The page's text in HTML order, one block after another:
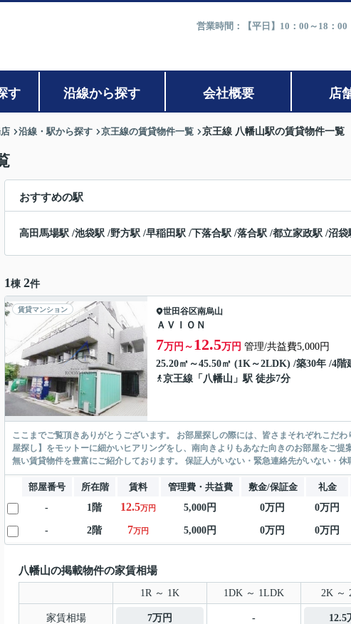
営業時間：【平日】10：00～18：
す 沿線から探す 会社概要 店
沿線・駅から探す 京王線の賃貸物件一覧 京王線 八幡山駅の賃貸物件一覧
おすすめの駅
高田馬場駅 /池袋駅 /野方駅 /早稲田駅 /下落合駅 /落合駅 /都立家政駅 /沼袋
1 棟 2件
賃貸マンション 世田谷区南烏山
ＡＶＩＯＮ
7万円～ 12.5万円 管理/共益費5,000円
25.20㎡～45.50㎡ (1K～2LDK) /築30年 /4階
京王線 「 八幡山 」駅 徒歩7分
ここまでご覧頂きありがとうございます。 お部屋探しの際には、皆さまそれぞれこだわりの条件があると思いますが、当社では【あなたに１番のお部
屋探し】をモットーに細かいヒアリングをし、南向きよりもあなた向きのお部屋をご提案いたします。 シングル物件からファミ
無い賃貸物件を豊富にご紹介しております。 保証人がいない・緊
部屋番号 所在階 賃料 管理費・共益費 敷金/保証金 礼金
-
1階 12.5万円 5,000円 0万円 0万円
- 2階 7万円 5,000円 0万円 0万円
八幡山の掲載物件の家賃相場
1R ～ 1K 1DK ～ 1LDK 2K ～
家賃相場 7万円 - 12.5